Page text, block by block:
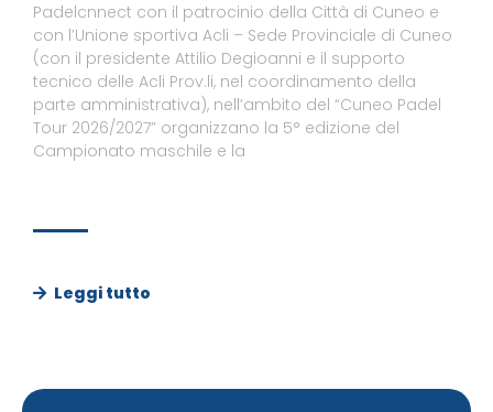
Padelcnnect con il patrocinio della Città di Cuneo e
con l’Unione sportiva Acli – Sede Provinciale di Cuneo
(con il presidente Attilio Degioanni e il supporto
tecnico delle Acli Prov.li, nel coordinamento della
parte amministrativa), nell’ambito del “Cuneo Padel
Tour 2026/2027” organizzano la 5° edizione del
Campionato maschile e la
Leggi tutto